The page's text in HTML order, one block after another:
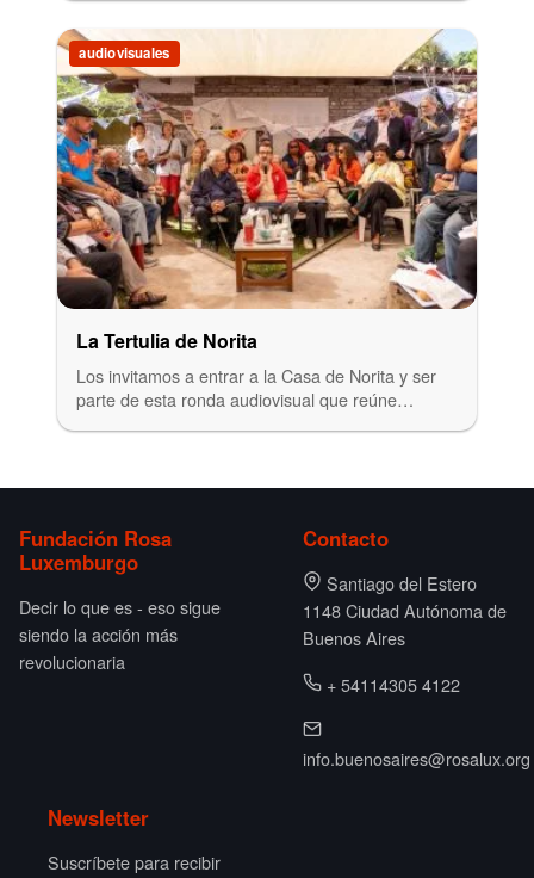
audiovisuales
La Tertulia de Norita
Los invitamos a entrar a la Casa de Norita y ser
parte de esta ronda audiovisual que reúne…
Fundación Rosa
Luxemburgo
Decir lo que es - eso sigue
siendo la acción más
revolucionaria
Contacto
Santiago del Estero
1148 Ciudad Autónoma de
Buenos Aires
+ 54114305 4122
info.buenosaires@rosalux.org
Newsletter
Suscríbete para recibir